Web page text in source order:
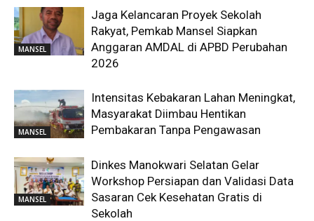
MANSEL
Jaga Kelancaran Proyek Sekolah
Rakyat, Pemkab Mansel Siapkan
Anggaran AMDAL di APBD Perubahan
2026
MANSEL
Intensitas Kebakaran Lahan Meningkat,
Masyarakat Diimbau Hentikan
Pembakaran Tanpa Pengawasan
MANSEL
Dinkes Manokwari Selatan Gelar
Workshop Persiapan dan Validasi Data
Sasaran Cek Kesehatan Gratis di
Sekolah